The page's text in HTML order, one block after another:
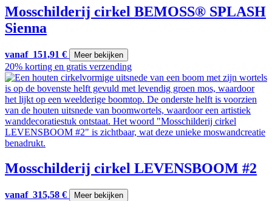
Mosschilderij cirkel BEMOSS® SPLASH
Sienna
vanaf 151,91 € Meer bekijken
20% korting en gratis verzending
Mosschilderij cirkel LEVENSBOOM #2
vanaf 315,58 € Meer bekijken